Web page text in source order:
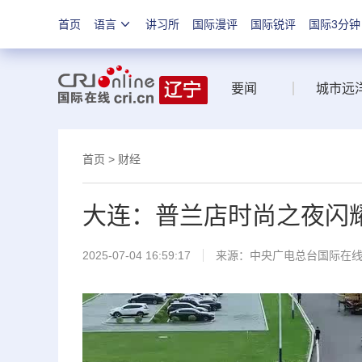
首页 语言 讲习所 国际漫评 国际锐评 国际3分钟
要闻 城市远
首页 > 财经
大连：普兰店时尚之夜闪
2025-07-04 16:59:17 来源：中央广电总台国际在线